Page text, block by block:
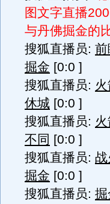
图文字直播
与丹佛掘金的
搜狐直播员:
掘金 [0:0 ]
搜狐直播员:
休城 [0:0 ]
搜狐直播员:
不同 [0:0 ]
搜狐直播员:
掘金 [0:0 ]
搜狐直播员: